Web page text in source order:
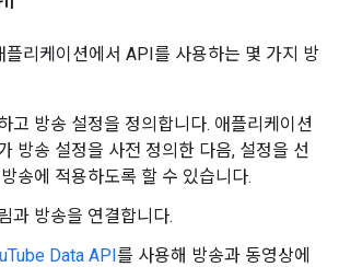
플리케이션에서 API를 사용하는 몇 가지 방
고 방송 설정을 정의합니다. 애플리케이션
방송 설정을 사전 정의한 다음, 설정을 선
송에 적용하도록 할 수 있습니다.
과 방송을 연결합니다.
Data API를 사용해 방송과 동영상에